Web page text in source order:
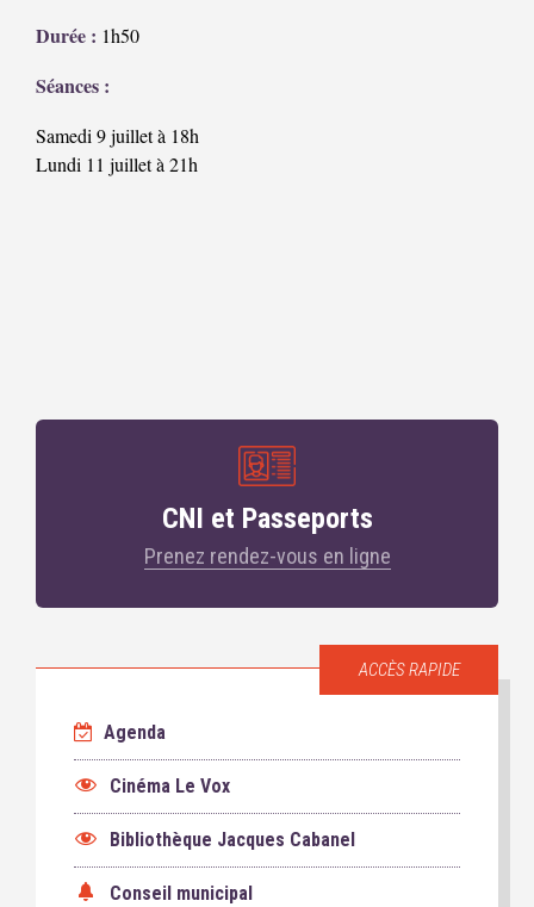
Durée : 1h50
Séances :
Samedi 9 juillet à 18h
Lundi 11 juillet à 21h
CNI et Passeports
Prenez rendez-vous en ligne
ACCÈS RAPIDE
Agenda
Cinéma Le Vox
Bibliothèque Jacques Cabanel
Conseil municipal